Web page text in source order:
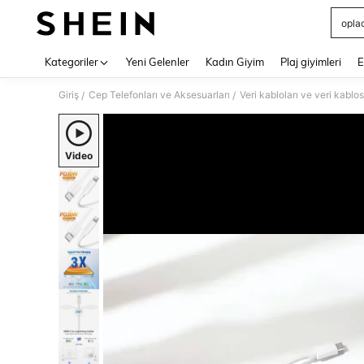
Kategoriler Yeni Gelenler Kadın Giyim Plaj giyimleri
Giriş / Cep Telefonları ve Aksesuarları / Veri kabloları ve veri
Video